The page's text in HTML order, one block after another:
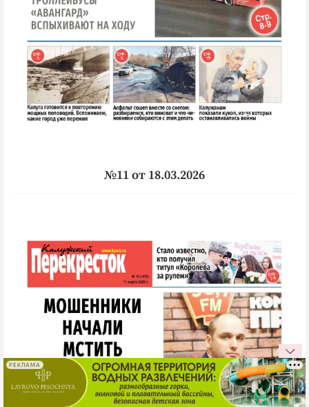
№11 от 18.03.2026
РЕКЛАМА